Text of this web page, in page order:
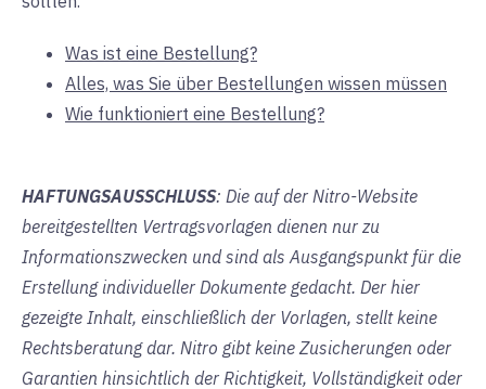
Was ist eine Bestellung?
Alles, was Sie über Bestellungen wissen müssen
Wie funktioniert eine Bestellung?
HAFTUNGSAUSSCHLUSS: Die auf der Nitro-Website
bereitgestellten Vertragsvorlagen dienen nur zu
Informationszwecken und sind als Ausgangspunkt für die
Erstellung individueller Dokumente gedacht. Der hier
gezeigte Inhalt, einschließlich der Vorlagen, stellt keine
Rechtsberatung dar. Nitro gibt keine Zusicherungen oder
Garantien hinsichtlich der Richtigkeit, Vollständigkeit oder